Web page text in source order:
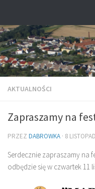
AKTUALNOŚCI
Zapraszamy na
PRZEZ DABROWKA · 8
Serdecznie zapraszamy na
odbędzie się w czwartek 11